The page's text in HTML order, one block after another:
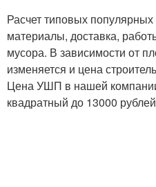
Расчет типовых
материалы, доставка,
мусора. В зависимости от
изменяется и цена
Цена УШП в нашей
квадратный до 13000